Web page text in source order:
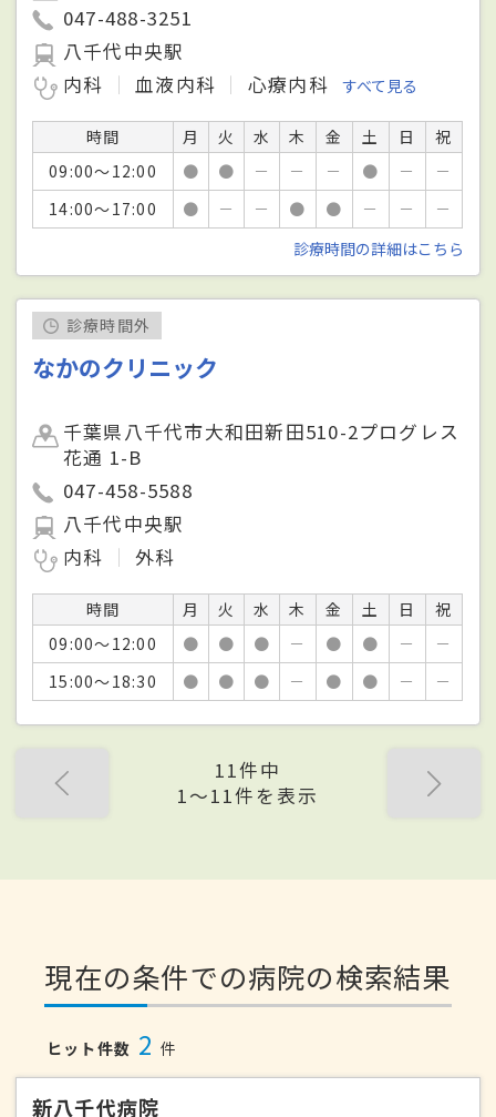
047-488-3251
八千代中央駅
内科
血液内科 心療内科 すべて見る
時間 月 火 水 木 金 土 日
祝
09:00～12:00
● ● － － － ● －
－
14:00～17:00
● － － ● ● － －
－
診療時間の詳細はこちら
診療時間外
なかのクリニック
千葉県八千代市大和田新田510-2プログレス
花通 1-B
047-458-5588
八千代中央駅
内科
外科
時間 月 火 水 木 金 土 日
祝
09:00～12:00
● ● ● － ● ● －
－
15:00～18:30
● ● ● － ● ● － －
11件中
1〜11件を表示
現在の条件での病院の検索結果
ヒット件数 2 件
新八千代病院